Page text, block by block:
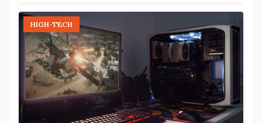
HIGH-TECH